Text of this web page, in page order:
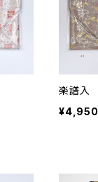
楽譜入
¥4,950